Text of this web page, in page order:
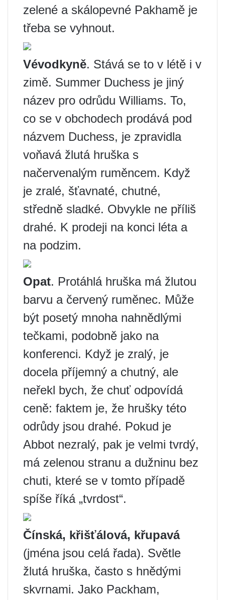
zelené a skálopevné Pakhamě je
třeba se vyhnout.
Vévodkyně. Stává se to v létě i v
zimě. Summer Duchess je jiný
název pro odrůdu Williams. To,
co se v obchodech prodává pod
názvem Duchess, je zpravidla
voňavá žlutá hruška s
načervenalým ruměncem. Když
je zralé, šťavnaté, chutné,
středně sladké. Obvykle ne příliš
drahé. K prodeji na konci léta a
na podzim.
Opat. Protáhlá hruška má žlutou
barvu a červený ruměnec. Může
být posetý mnoha nahnědlými
tečkami, podobně jako na
konferenci. Když je zralý, je
docela příjemný a chutný, ale
neřekl bych, že chuť odpovídá
ceně: faktem je, že hrušky této
odrůdy jsou drahé. Pokud je
Abbot nezralý, pak je velmi tvrdý,
má zelenou stranu a dužninu bez
chuti, které se v tomto případě
spíše říká „tvrdost“.
Čínská, křišťálová, křupavá
(jména jsou celá řada). Světle
žlutá hruška, často s hnědými
skvrnami. Jako Packham,